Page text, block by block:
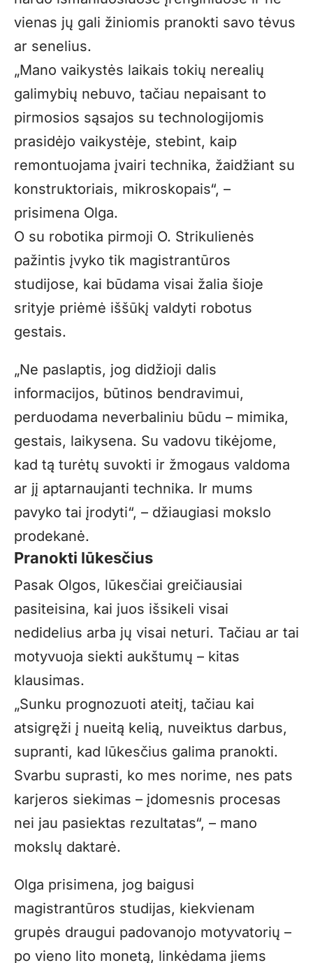
vienas jų gali žiniomis pranokti savo tėvus
ar senelius.
„Mano vaikystės laikais tokių nerealių
galimybių nebuvo, tačiau nepaisant to
pirmosios sąsajos su technologijomis
prasidėjo vaikystėje, stebint, kaip
remontuojama įvairi technika, žaidžiant su
konstruktoriais, mikroskopais“, –
prisimena Olga.
O su robotika pirmoji O. Strikulienės
pažintis įvyko tik magistrantūros
studijose, kai būdama visai žalia šioje
srityje priėmė iššūkį valdyti robotus
gestais.
„Ne paslaptis, jog didžioji dalis
informacijos, būtinos bendravimui,
perduodama neverbaliniu būdu – mimika,
gestais, laikysena. Su vadovu tikėjome,
kad tą turėtų suvokti ir žmogaus valdoma
ar jį aptarnaujanti technika. Ir mums
pavyko tai įrodyti“, – džiaugiasi mokslo
prodekanė.
Pranokti lūkesčius
Pasak Olgos, lūkesčiai greičiausiai
pasiteisina, kai juos išsikeli visai
nedidelius arba jų visai neturi. Tačiau ar tai
motyvuoja siekti aukštumų – kitas
klausimas.
„Sunku prognozuoti ateitį, tačiau kai
atsigręži į nueitą kelią, nuveiktus darbus,
supranti, kad lūkesčius galima pranokti.
Svarbu suprasti, ko mes norime, nes pats
karjeros siekimas – įdomesnis procesas
nei jau pasiektas rezultatas“, – mano
mokslų daktarė.
Olga prisimena, jog baigusi
magistrantūros studijas, kiekvienam
grupės draugui padovanojo motyvatorių –
po vieno lito monetą, linkėdama jiems